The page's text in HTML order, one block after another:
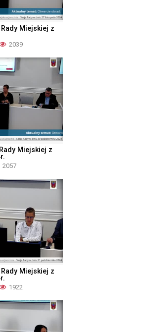
Miejskiej z
2039
Miejskiej z
2057
Miejskiej z
1922